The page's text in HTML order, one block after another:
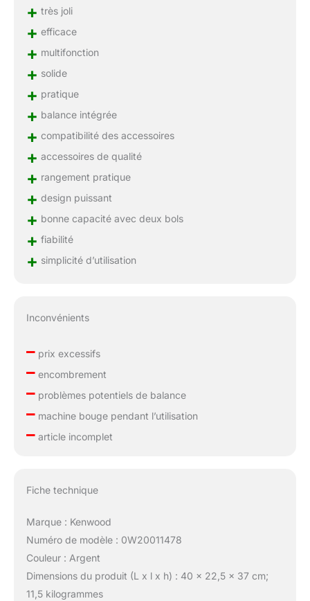
+ très joli
+ efficace
+ multifonction
+ solide
+ pratique
+ balance intégrée
+ compatibilité des accessoires
+ accessoires de qualité
+ rangement pratique
+ design puissant
+ bonne capacité avec deux bols
+ fiabilité
+ simplicité d’utilisation
Inconvénients
–prix excessifs
–encombrement
–problèmes potentiels de balance
–machine bouge pendant l’utilisation
–article incomplet
Fiche technique
Marque : Kenwood
Numéro de modèle : 0W20011478
Couleur : Argent
Dimensions du produit (L x l x h) : 40 x 22,5 x 37 cm;
11,5 kilogrammes